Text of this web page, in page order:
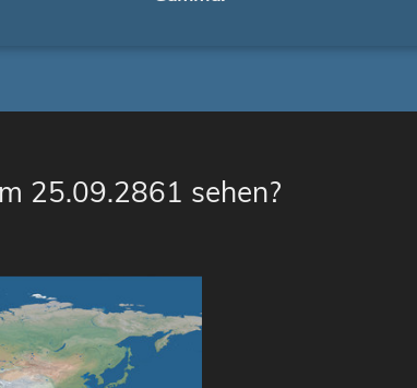
25.09.2861 sehen?